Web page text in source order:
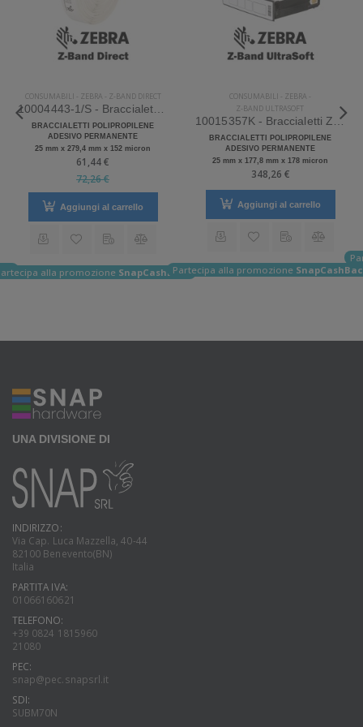
CONSUMABILI - ZEBRA - Z-BAND DIRECT
10004443-1/S - Braccialetti Zebra Z-Band Direct Polipropilene
BRACCIALETTI POLIPROPILENE
ADESIVO PERMANENTE
25 mm x 279,4 mm x 152 micron
61,44 €
72,26 €
Aggiungi al carrello
alla promozione SnapCashBack
CONSUMABILI - ZEBRA -
Z-BAND ULTRASOFT
10015357K - Braccialetti Zebra Z-Band UltraSoft Polipropilene
BRACCIALETTI POLIPROPILENE
ADESIVO PERMANENTE
25 mm x 177,8 mm x 178 micron
348,26 €
Aggiungi al carrello
Partecipa alla promozione
UNA DIVISIONE DI
INDIRIZZO:
Via Cap. Luca Mazzella, 40-44
82100 Benevento(BN)
Italia
PARTITA IVA:
01066160621
TELEFONO:
+39 0824 1815960
21080
PEC:
snap@pec.snapsrl.it
SDI:
SUBM70N